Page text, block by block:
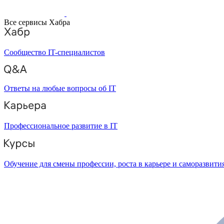
Все сервисы Хабра
Сообщество IT-специалистов
Ответы на любые вопросы об IT
Профессиональное развитие в IT
Обучение для смены профессии, роста в карьере и